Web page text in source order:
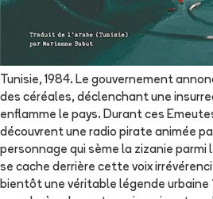
Tunisie, 1984. Le gouvernement
des céréales, déclenchant une
enflamme le pays. Durant ces
découvrent une radio pirate animée
personnage qui sème la zizanie parmi
se cache derrière cette voix
bientôt une véritable légende urbaine